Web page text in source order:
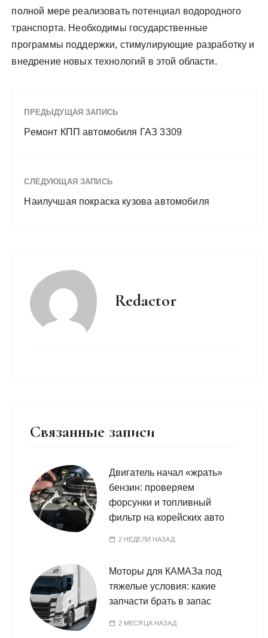
полной мере реализовать потенциал водородного
транспорта. Необходимы государственные
программы поддержки, стимулирующие разработку и
внедрение новых технологий в этой области.
ПРЕДЫДУЩАЯ ЗАПИСЬ
Ремонт КПП автомобиля ГАЗ 3309
СЛЕДУЮЩАЯ ЗАПИСЬ
Наилучшая покраска кузова автомобиля
Redactor
Связанные записи
Двигатель начал «жрать»
бензин: проверяем
форсунки и топливный
фильтр на корейских авто
2 НЕДЕЛИ НАЗАД
Моторы для КАМАЗа под
тяжелые условия: какие
запчасти брать в запас
2 МЕСЯЦА НАЗАД